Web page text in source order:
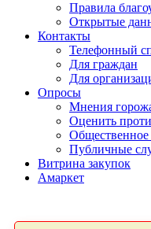
Правила
Открытые
Контакты
Телефонный
Для граждан
Для
Опросы
Мнения
Оценить
Общественное
Публичные
Витрина закупок
Амаркет